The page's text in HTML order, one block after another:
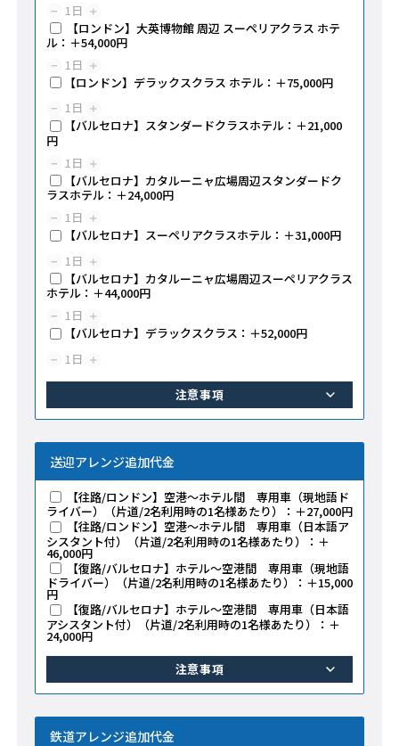
− 1 日 ＋
【ロンドン】大英博物館 周辺 スーペリアクラス ホテ
ル：＋54,000円
− 1日 ＋
【ロンドン】デラックスクラス ホテル：＋75,000円
− 1日 ＋
【バルセロナ】スタンダードクラスホテル：＋21,000
円
− 1日 ＋
【バルセロナ】カタルーニャ広場周辺スタンダードク
ラスホテル：＋24,000円
− 1日 ＋
【バルセロナ】スーペリアクラスホテル：＋31,000円
− 1日 ＋
【バルセロナ】カタルーニャ広場周辺スーペリアクラス
ホテル：＋44,000円
− 1日 ＋
【バルセロナ】デラックスクラス：＋52,000円
− 1日 ＋
注意事項
送迎アレンジ追加代金
【往路/ロンドン】空港～ホテル間 専用車（現地語ド
ライバー）（片道/2名利用時の1名様あたり）：＋27,000円
【往路/ロンドン】空港～ホテル間 専用車（日本語ア
シスタント付）（片道/2名利用時の1名様あたり）：＋
46,000円
【復路/バルセロナ】ホテル～空港間 専用車（現地語
ドライバー）（片道/2名利用時の1名様あたり）：＋15,000
円
【復路/バルセロナ】ホテル～空港間 専用車（日本語
アシスタント付）（片道/2名利用時の1名様あたり）：＋
24,000円
注意事項
鉄道アレンジ追加代金